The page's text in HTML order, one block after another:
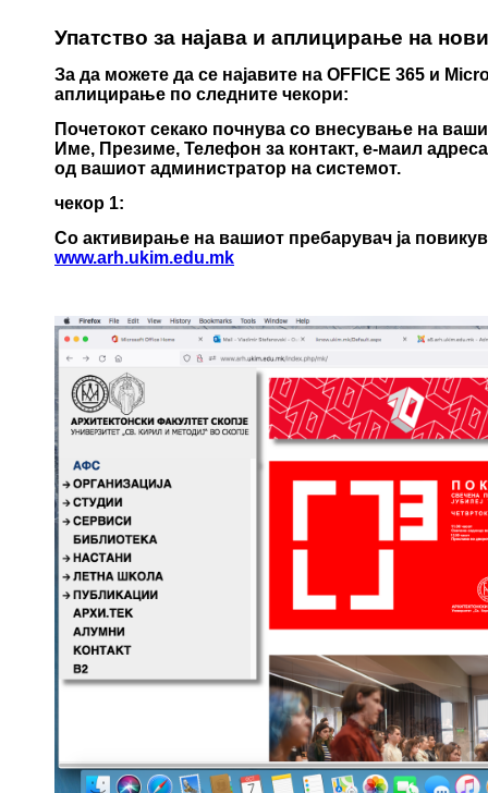
Упатство за најава и аплицирање на
За да можете да се најавите на OFFICE 365 и
аплицирање по следните чекори:
Почетокот секако почнува со внесување на
Име, Презиме, Телефон за контакт, е-маил
од вашиот администратор на системот.
чекор 1:
Со активирање на вашиот пребарувач ја
www.arh.ukim.edu.mk